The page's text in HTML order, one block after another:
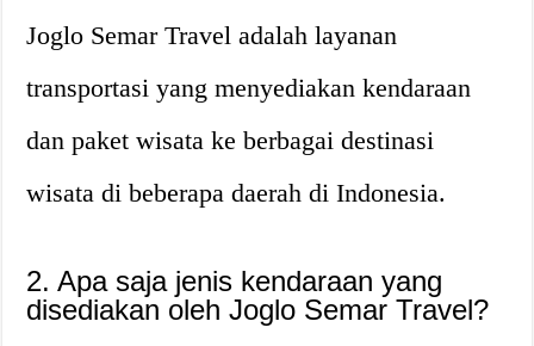
Joglo Semar Travel adalah layanan
transportasi yang menyediakan kendaraan
dan paket wisata ke berbagai destinasi
wisata di beberapa daerah di Indonesia.
2. Apa saja jenis kendaraan yang
disediakan oleh Joglo Semar Travel?